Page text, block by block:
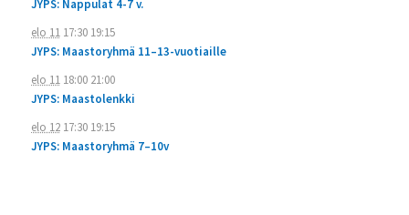
JYPS: Nappulat 4-7 v.
elo 1117:30 19:15
JYPS: Maastoryhmä 11–13-vuotiaille
elo 1118:00 21:00
JYPS: Maastolenkki
elo 1217:30 19:15
JYPS: Maastoryhmä 7–10v